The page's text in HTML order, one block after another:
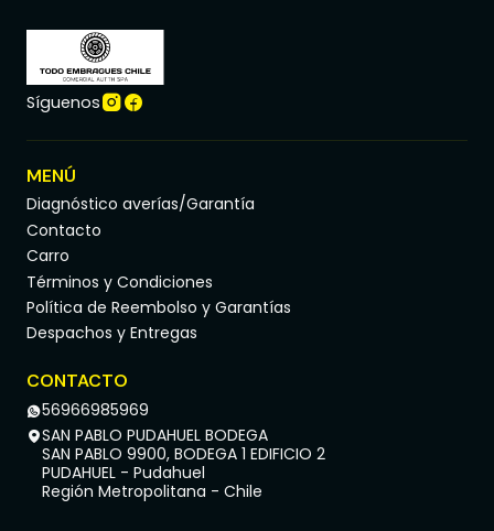
Síguenos
MENÚ
Diagnóstico averías/Garantía
Contacto
Carro
Términos y Condiciones
Política de Reembolso y Garantías
Despachos y Entregas
CONTACTO
56966985969
SAN PABLO PUDAHUEL BODEGA
SAN PABLO 9900, BODEGA 1 EDIFICIO 2
PUDAHUEL - Pudahuel
Región Metropolitana - Chile